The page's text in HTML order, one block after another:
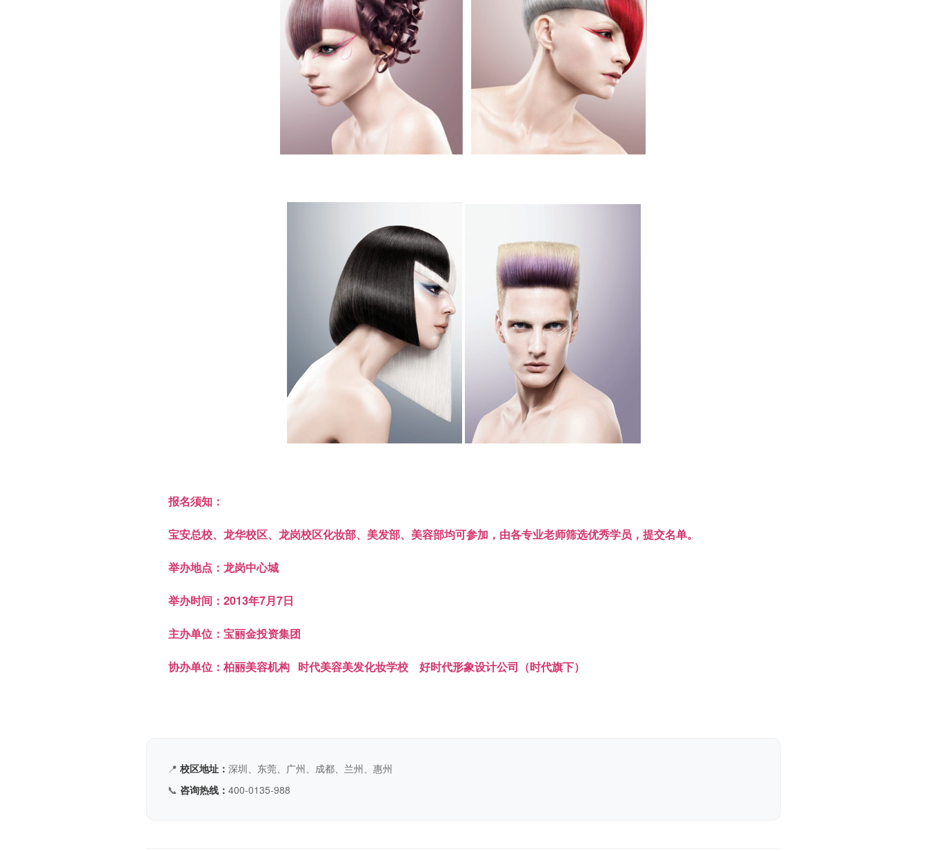
报名须知：
宝安总校、龙华校区、龙岗校区化妆部、美发部、美容部均可参加，由各专业老师筛选优秀学员，提交名单。
举办地点：龙岗中心城
举办时间：2013年7月7日
主办单位：宝丽金投资集团
协办单位：柏丽美容机构 时代美容美发化妆学校 好时代形象设计公司（时代旗下）
📍 校区地址： 深圳、东莞、广州、成都、兰州、惠州
📞 咨询热线： 400-0135-988